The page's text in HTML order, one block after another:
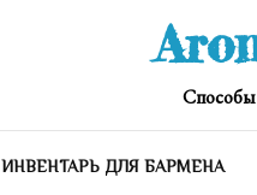
Способы
ИНВЕНТАРЬ ДЛЯ БАРМЕНА